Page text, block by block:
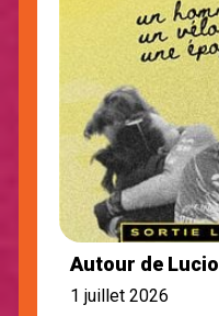
Autour de Lucio
1 juillet 2026